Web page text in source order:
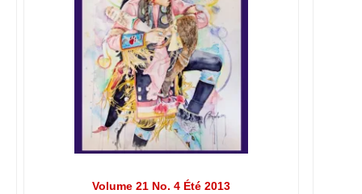
Volume 21 No. 4 Été 2013